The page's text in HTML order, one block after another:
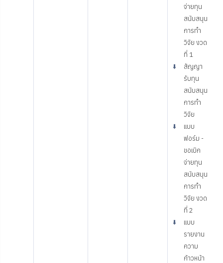
จ่ายทุน
สนับสนุน
การทำ
วิจัย งวด
ที่ 1
⬇️
สัญญา
รับทุน
สนับสนุน
การทำ
วิจัย
⬇️
แบบ
ฟอร์ม -
ขอเบิก
จ่ายทุน
สนับสนุน
การทำ
วิจัย งวด
ที่ 2
⬇️
แบบ
รายงาน
ความ
ก้าวหน้า